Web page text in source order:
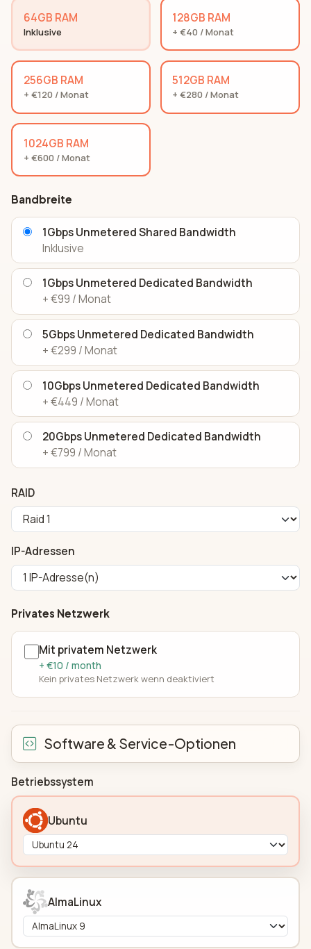
64GB RAM
Inklusive
128GB RAM
+ €40 / Monat
256GB RAM
+ €120 / Monat
512GB RAM
+ €280 / Monat
1024GB RAM
+ €600 / Monat
Bandbreite
1Gbps Unmetered Shared Bandwidth
Inklusive
1Gbps Unmetered Dedicated Bandwidth
+ €99 / Monat
5Gbps Unmetered Dedicated Bandwidth
+ €299 / Monat
10Gbps Unmetered Dedicated Bandwidth
+ €449 / Monat
20Gbps Unmetered Dedicated Bandwidth
+ €799 / Monat
RAID
IP-Adressen
Privates Netzwerk
Mit privatem Netzwerk
+ €10 / month
Kein privates Netzwerk wenn deaktiviert
Software & Service-Optionen
Betriebssystem
Ubuntu
AlmaLinux